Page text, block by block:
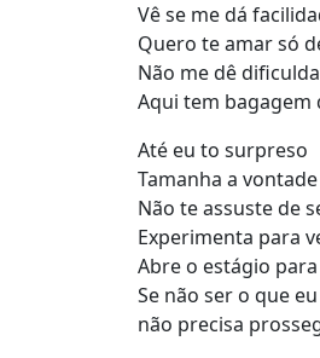
Vê se me dá
Quero te amar só
Não me dê
Aqui tem bagagem
Até eu to surpreso
Tamanha a
Não te assuste de
Experimenta para
Abre o estágio
Se não ser o que
não precisa